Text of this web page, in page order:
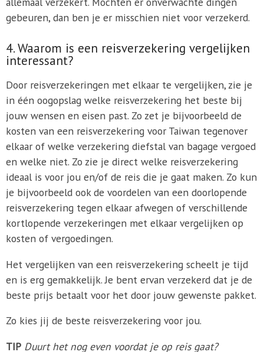
gebeuren, dan ben je er misschien niet voor verzekerd.
4. Waarom is een reisverzekering vergelijken
interessant?
Door reisverzekeringen met elkaar te vergelijken, zie je
in één oogopslag welke reisverzekering het beste bij
jouw wensen en eisen past. Zo zet je bijvoorbeeld de
kosten van een reisverzekering voor Taiwan tegenover
elkaar of welke verzekering diefstal van bagage vergoed
en welke niet. Zo zie je direct welke reisverzekering
ideaal is voor jou en/of de reis die je gaat maken. Zo kun
je bijvoorbeeld ook de voordelen van een doorlopende
reisverzekering tegen elkaar afwegen of verschillende
kortlopende verzekeringen met elkaar vergelijken op
kosten of vergoedingen.
Het vergelijken van een reisverzekering scheelt je tijd
en is erg gemakkelijk. Je bent ervan verzekerd dat je de
beste prijs betaalt voor het door jouw gewenste pakket.
Zo kies jij de beste reisverzekering voor jou.
TIP Duurt het nog even voordat je op reis gaat?